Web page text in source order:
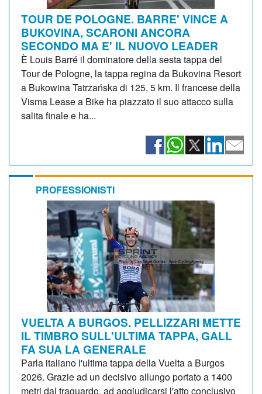
TOUR DE POLOGNE. BARRE' VINCE A
BUKOVINA, SCARONI ANCORA
SECONDO MA E' IL NUOVO LEADER
È Louis Barré il dominatore della sesta tappa del
Tour de Pologne, la tappa regina da Bukovina Resort
a Bukowina Tatrzańska di 125, 5 km. Il francese della
Visma Lease a Bike ha piazzato il suo attacco sulla
salita finale e ha...
PROFESSIONISTI
VUELTA A BURGOS. PELLIZZARI METTE
IL TIMBRO SULL'ULTIMA TAPPA, GALL
FA SUA LA GENERALE
Parla italiano l'ultima tappa della Vuelta a Burgos
2026. Grazie ad un decisivo allungo portato a 1400
metri dal traguardo, ad aggiudicarsi l'atto conclusivo